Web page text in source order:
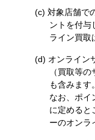
対象店舗で
ントを付与
ライン買取
オンライン
（買取等
も含みます
なお、ポイ
に定めると
ーのオンラ